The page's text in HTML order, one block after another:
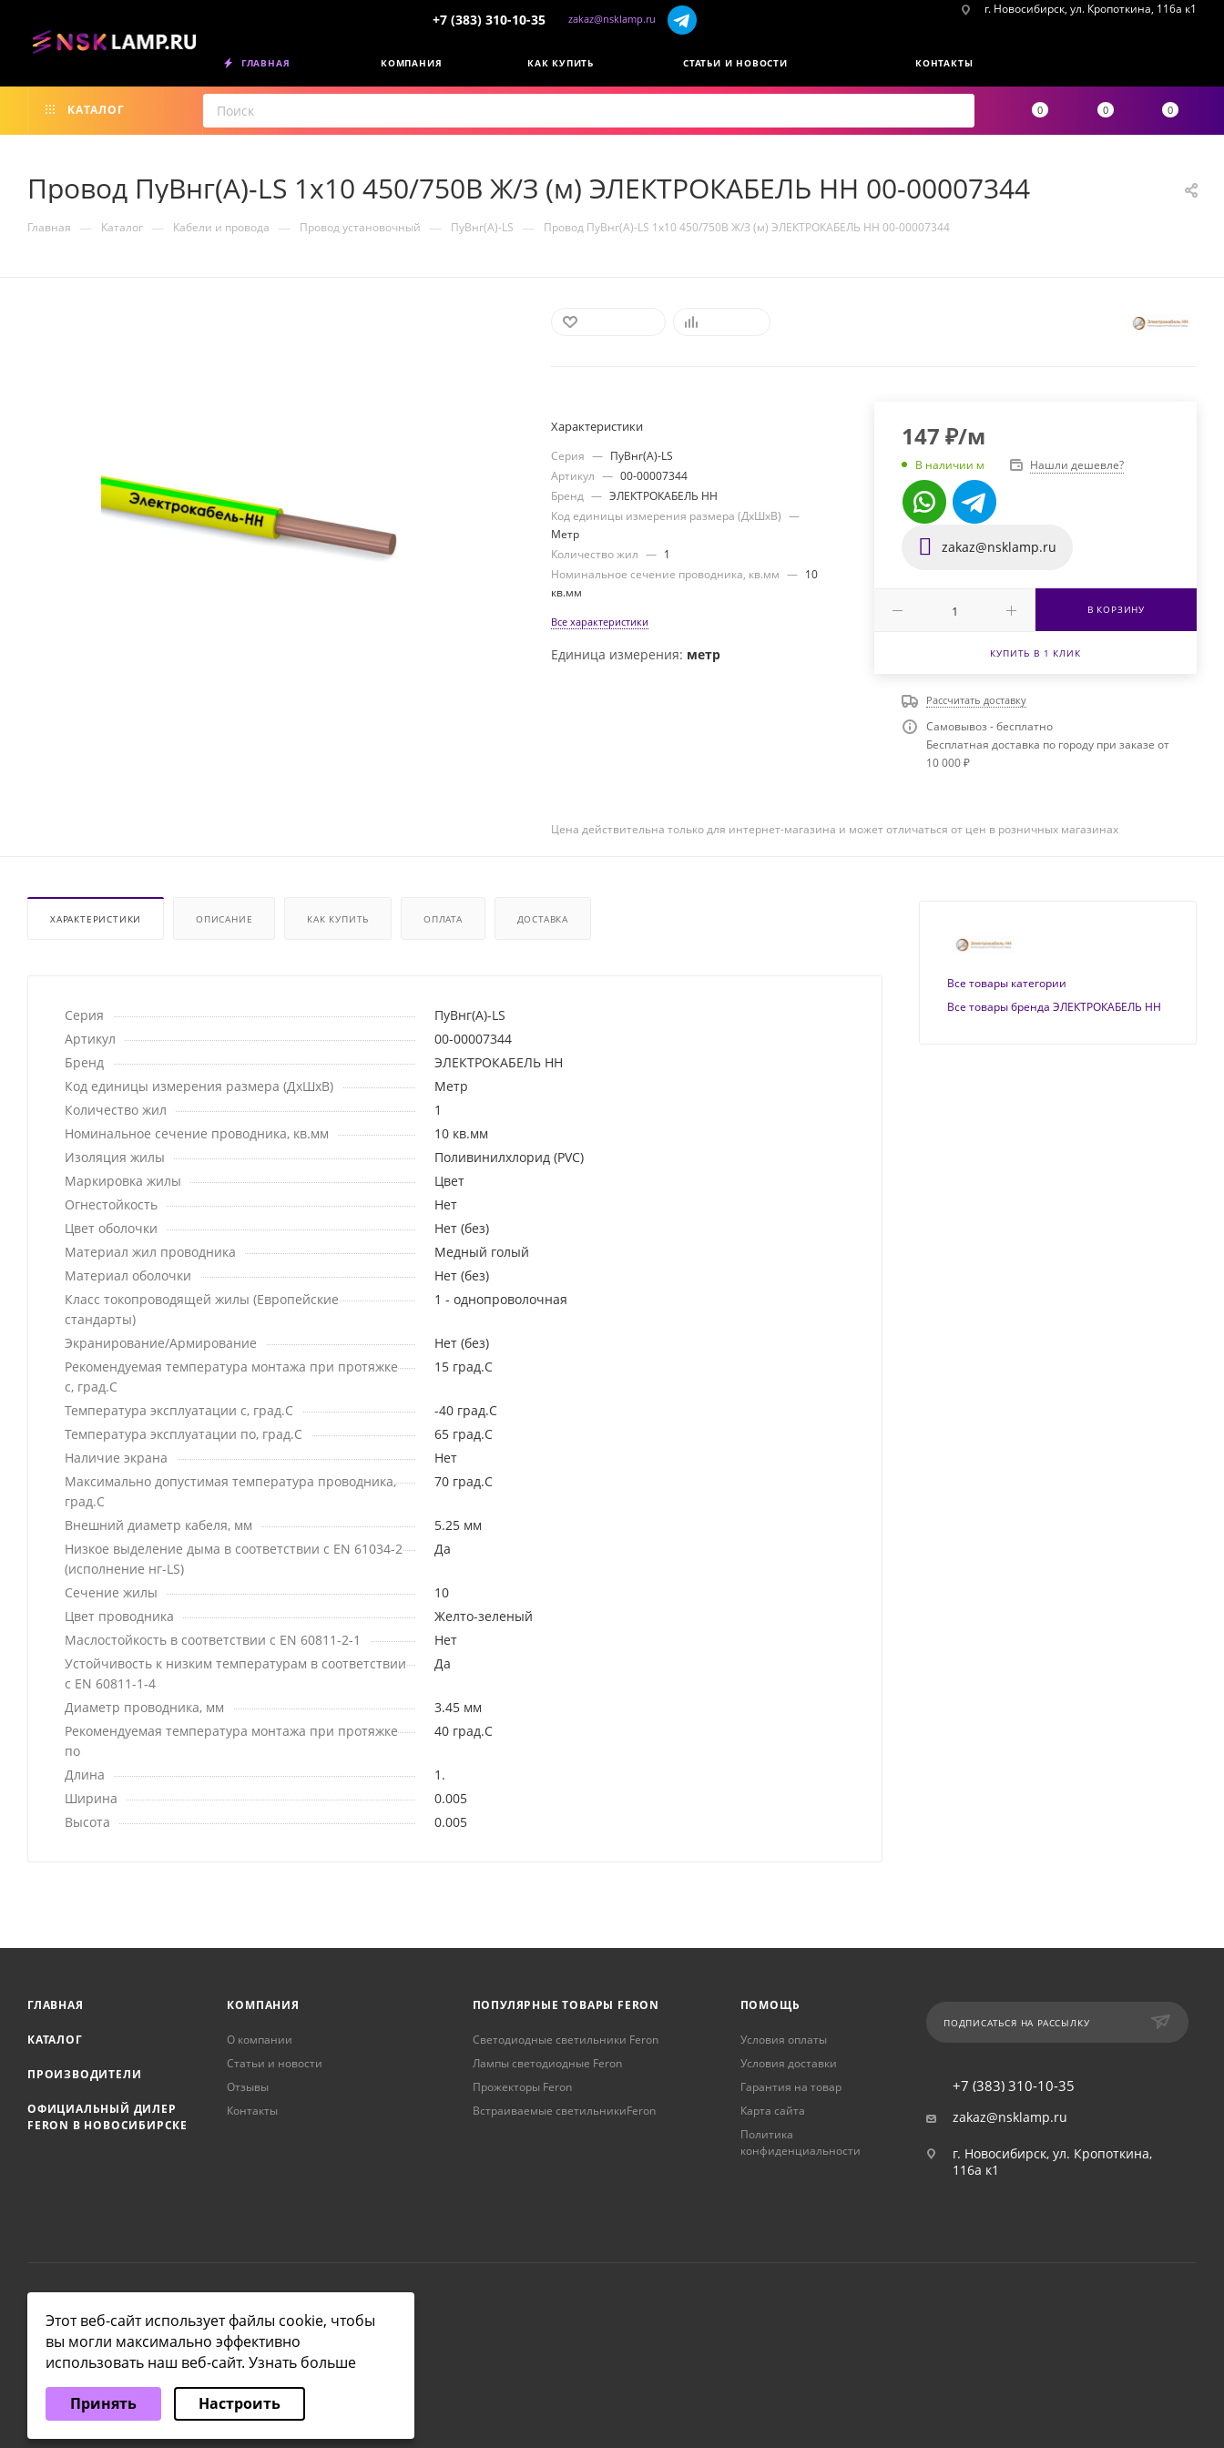
+7 (383) 310-10-35 zakaz@nsklamp.ru
г. Новосибирск, ул. Кропоткина, 116а к1
ГЛАВНАЯ КОМПАНИЯ КАК КУПИТЬ СТАТЬИ И НОВОСТИ КОНТАКТЫ
0 0 0
КАТАЛОГ
Провод ПуВнг(А)-LS 1х10 450/750В Ж/З (м) ЭЛЕКТРОКАБЕЛЬ НН 00-00007344
Главная — Каталог — Кабели и провода — Провод установочный — ПуВнг(А)-LS — Провод ПуВнг(А)-LS 1х10 450/750В Ж/З (м) ЭЛЕКТРОКАБЕЛЬ НН 00-00007344
Характеристики
Серия — ПуВнг(А)-LS
Артикул — 00-00007344
Бренд — ЭЛЕКТРОКАБЕЛЬ НН
Код единицы измерения размера (ДхШхВ) —
Метр
Количество жил — 1
Номинальное сечение проводника, кв.мм — 10
кв.мм
Все характеристики
Единица измерения: метр
147 ₽/м
В наличии м Нашли дешевле?
zakaz@nsklamp.ru
В КОРЗИНУ
КУПИТЬ В 1 КЛИК
Рассчитать доставку
Самовывоз - бесплатно
Бесплатная доставка по городу при заказе от
10 000 ₽
Цена действительна только для интернет-магазина и может отличаться от цен в розничных магазинах
ХАРАКТЕРИСТИКИ ОПИСАНИЕ КАК КУПИТЬ ОПЛАТА ДОСТАВКА
Серия
ПуВнг(А)-LS
Артикул
00-00007344
Бренд
ЭЛЕКТРОКАБЕЛЬ НН
Код единицы измерения размера (ДхШхВ)
Метр
Количество жил
1
Номинальное сечение проводника, кв.мм
10 кв.мм
Изоляция жилы
Поливинилхлорид (PVC)
Маркировка жилы
Цвет
Огнестойкость
Нет
Цвет оболочки
Нет (без)
Материал жил проводника
Медный голый
Материал оболочки
Нет (без)
Класс токопроводящей жилы (Европейские
стандарты)
1 - однопроволочная
Экранирование/Армирование
Нет (без)
Рекомендуемая температура монтажа при протяжке
с, град.C
15 град.C
Температура эксплуатации с, град.C
-40 град.C
Температура эксплуатации по, град.C
65 град.C
Наличие экрана
Нет
Максимально допустимая температура проводника,
град.C
70 град.C
Внешний диаметр кабеля, мм
5.25 мм
Низкое выделение дыма в соответствии с EN 61034-2
(исполнение нг-LS)
Да
Сечение жилы
10
Цвет проводника
Желто-зеленый
Маслостойкость в соответствии с EN 60811-2-1
Нет
Устойчивость к низким температурам в соответствии
с EN 60811-1-4
Да
Диаметр проводника, мм
3.45 мм
Рекомендуемая температура монтажа при протяжке
по
40 град.C
Длина
1.
Ширина
0.005
Высота
0.005
Все товары категории
Все товары бренда ЭЛЕКТРОКАБЕЛЬ НН
ГЛАВНАЯ
КАТАЛОГ
ПРОИЗВОДИТЕЛИ
ОФИЦИАЛЬНЫЙ ДИЛЕР
FERON В НОВОСИБИРСКЕ
КОМПАНИЯ
О компании
Статьи и новости
Отзывы
Контакты
ПОПУЛЯРНЫЕ ТОВАРЫ FERON
Светодиодные светильники Feron
Лампы светодиодные Feron
Прожекторы Feron
Встраиваемые светильникиFeron
ПОМОЩЬ
Условия оплаты
Условия доставки
Гарантия на товар
Карта сайта
Политика
конфиденциальности
ПОДПИСАТЬСЯ НА РАССЫЛКУ
+7 (383) 310-10-35
zakaz@nsklamp.ru
г. Новосибирск, ул. Кропоткина,
116а к1
2026 © NSKLAMP
Этот веб-сайт использует файлы cookie, чтобы
вы могли максимально эффективно
использовать наш веб-сайт. Узнать больше
Минимальные Аналитические/Функциональные
Принять Настроить